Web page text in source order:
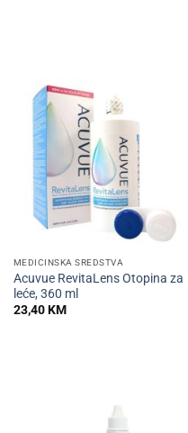
MEDICINSKA SREDSTVA
Acuvue RevitaLens Otopina za
leće, 360 ml
23,40KM